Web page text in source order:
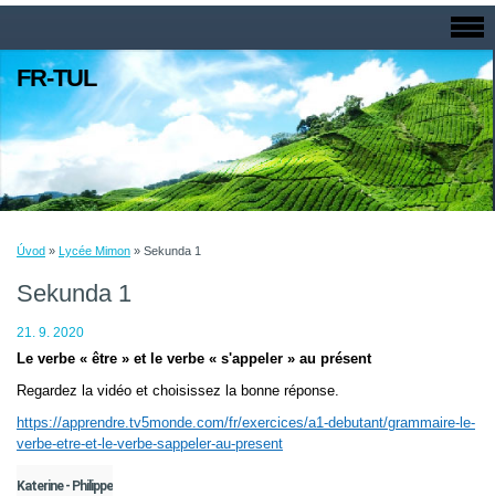
FR-TUL
Úvod » Lycée Mimon » Sekunda 1
Sekunda 1
21. 9. 2020
Le verbe « être » et le verbe « s'appeler » au présent
Regardez la vidéo et choisissez la bonne réponse.
https://apprendre.tv5monde.com/fr/exercices/a1-debutant/grammaire-le-
verbe-etre-et-le-verbe-sappeler-au-present
Katerine - Philippe